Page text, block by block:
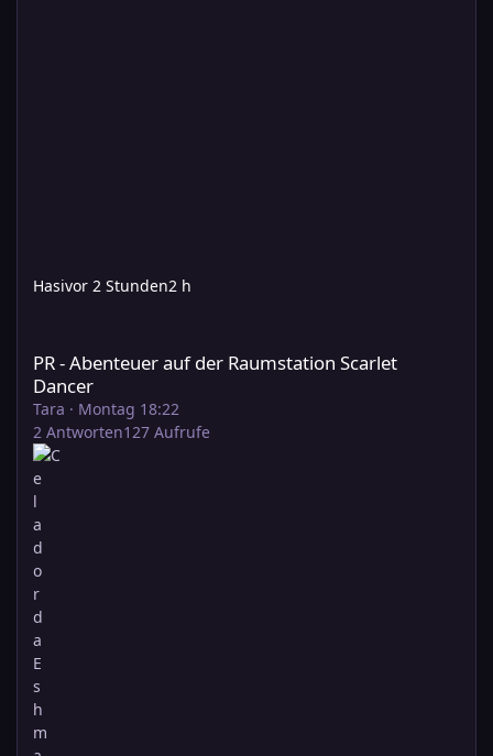
Hasivor 2 Stunden2 h
PR - Abenteuer auf der Raumstation Scarlet
Dancer
Tara · Montag 18:22
2 Antworten127 Aufrufe